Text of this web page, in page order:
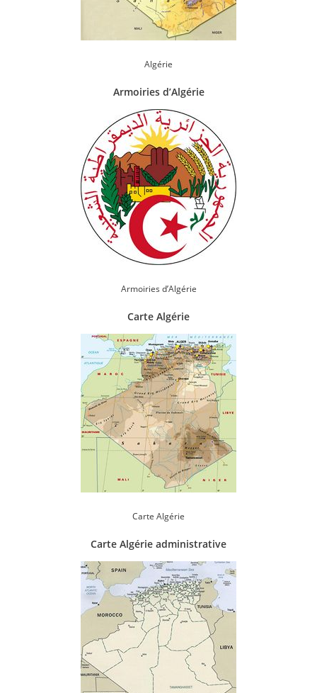
Algérie
Armoiries d’Algérie
Armoiries d’Algérie
Carte Algérie
Carte Algérie
Carte Algérie administrative